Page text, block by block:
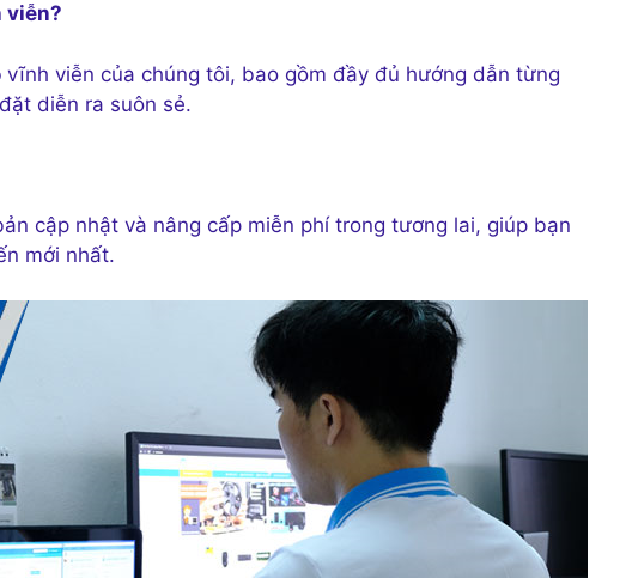
viễn?
vĩnh viễn của chúng tôi, bao gồm đầy đủ hướng dẫn từng
diễn ra suôn sẻ.
cập nhật và nâng cấp miễn phí trong tương lai, giúp bạn
mới nhất.